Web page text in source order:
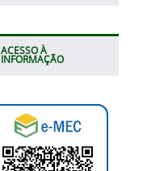
ACESSO À
INFORMAÇÃO